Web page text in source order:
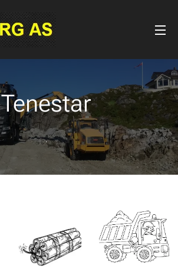
Tenestar
.